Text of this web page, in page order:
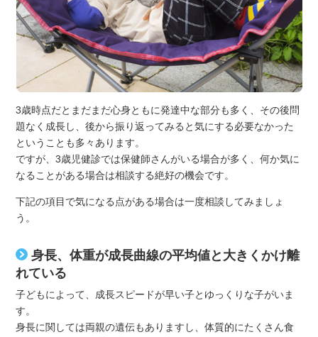
3歳時点だとまだまだ心身ともに発達中な部分も多く、その後問
題なく成長し、後から振り返ってみると気にする必要なかった
ということも多々あります。
ですが、3歳児健診では保健師さんがいる場合が多く、何か気に
なることがある場合は相談する絶好の機会です。
下記の項目で気になる点がある場合は一度相談してみましょ
う。
身長、体重が成長曲線の平均値と大きくかけ離
れている
子どもによって、成長スピードが早い子とゆっくりな子がいま
す。
身長に関しては両親の遺伝もありますし、体質的にたくさん食